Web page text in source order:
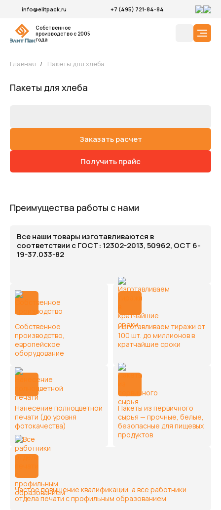
info@elitpack.ru +7 (495) 721-84-84
Собственное
производство с 2005
года
Главная / Пакеты для хлеба
Пакеты для хлеба
Заказать расчет
Получить прайс
Преимущества работы с нами
Все наши товары изготавливаются в
соответствии с ГОСТ: 12302-2013, 50962, ОСТ 6-
19-37.033-82
Собственное
производство,
европейское
оборудование
Изготавливаем тиражи от
100 шт. до миллионов в
кратчайшие сроки
Нанесение полноцветной
печати (до уровня
фотокачества)
Пакеты из первичного
сырья — прочные, белые,
безопасные для пищевых
продуктов
Частое повышение квалификации, а все работники
отдела печати c профильным образованием